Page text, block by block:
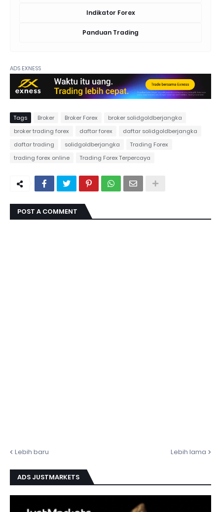
Indikator Forex
Panduan Trading
ADS EXNESS
Tags Broker Broker Forex
broker solidgoldberjangka
broker trading forex
daftar forex
daftar solidgoldberjangka
daftar trading
solidgoldberjangka
Trading Forex
trading forex online
Trading Forex Terpercaya
POST A COMMENT
Lebih baru Lebih lama
ADS JUSTMARKETS